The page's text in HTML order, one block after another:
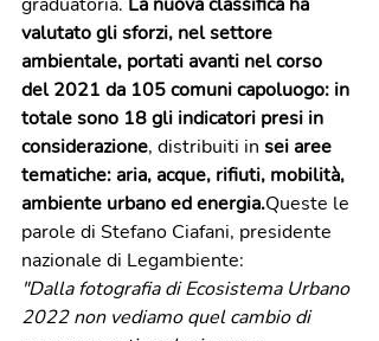
graduatoria. La nuova classifica ha
valutato gli sforzi, nel settore
ambientale, portati avanti nel corso
del 2021 da 105 comuni capoluogo: in
totale sono 18 gli indicatori presi in
considerazione, distribuiti in sei aree
tematiche: aria, acque, rifiuti, mobilità,
ambiente urbano ed energia.Queste le
parole di Stefano Ciafani, presidente
nazionale di Legambiente:
"Dalla fotografia di Ecosistema Urbano
2022 non vediamo quel cambio di